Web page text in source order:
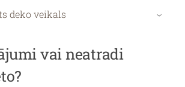
deko veikals ›
vai neatradi